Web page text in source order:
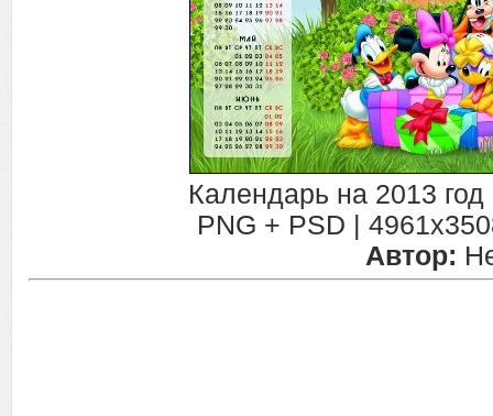
Календарь на 2013
PNG + PSD |
Автор: